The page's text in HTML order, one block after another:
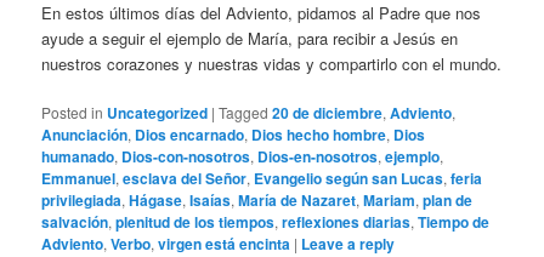
En estos últimos días del Adviento, pidamos al Padre que nos
ayude a seguir el ejemplo de María, para recibir a Jesús en
nuestros corazones y nuestras vidas y compartirlo con el mundo.
Posted in Uncategorized |Tagged 20 de diciembre,Adviento,
Anunciación, Dios encarnado, Dios hecho hombre, Dios
humanado, Dios-con-nosotros, Dios-en-nosotros,ejemplo,
Emmanuel,esclava del Señor, Evangelio según san Lucas,feria
privilegiada,Hágase,Isaías,María de Nazaret,Mariam,plan de
salvación,plenitud de los tiempos,reflexiones diarias,Tiempo de
Adviento,Verbo,virgen está encinta | Leave a reply